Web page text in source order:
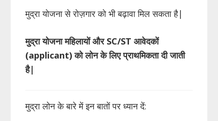
मुद्रा योजना से रोज़गार को भी बढ़ावा मिल सकता है|
मुद्रा योजना महिलायों और SC/ST आवेदकों
(applicant) को लोन के लिए प्राथमिकता दी जाती
है|
मुद्रा लोन के बारे में इन बातों पर ध्यान दें: